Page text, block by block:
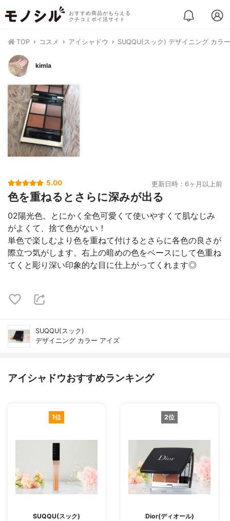
おすすめ商品がもらえる
クチコミポイ活サイト
TOP コスメ アイシャドウ SUQQU(スック) デザイニング カラ
kimla
5.00 更新日時：6ヶ月以上前
色を重ねるとさらに深みが出る
02陽光色。とにかく全色可愛くて使いやすくて肌なじみ
がよくて、捨て色がない！
単色で楽しむより色を重ねて付けるとさらに各色の良さが
際立つ気がします。右上の暗めの色をベースにして色重ね
てくと彫り深い印象的な目に仕上がってくれます◎
SUQQU(スック)
デザイニング カラー アイズ
アイシャドウおすすめランキング
1位
SUQQU(スック)
2位
Dior(ディオール)